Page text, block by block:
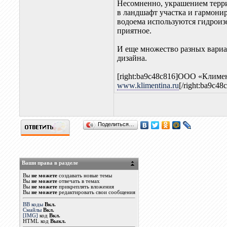
Несомненно, украшением
в ландшафт участка и
водоема используются
приятное.
И еще множество разных
дизайна.
[right:ba9c48c816]ООО
www.klimentina.ru[/
Поделиться…
Ваши права в разделе
Выне можете создавать новые темы
Выне можете отвечать в темах
Выне можете прикреплять вложения
Выне можете редактировать свои сообщения
BB коды Вкл.
Смайлы Вкл.
[IMG] кодВкл.
HTML кодВыкл.